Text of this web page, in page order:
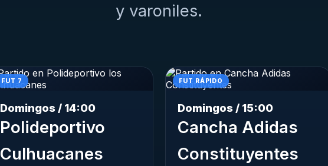
y varoniles.
FUT 7
Domingos / 14:00
Polideportivo
Culhuacanes
FUT RÁPIDO
Domingos / 15:00
Cancha Adidas
Constituyentes